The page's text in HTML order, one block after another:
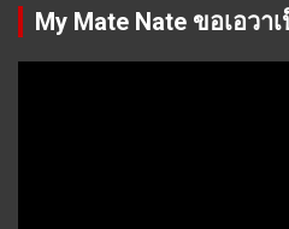
My Mate Nate ขอเอวา